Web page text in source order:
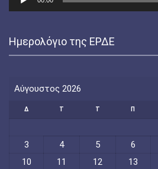
Ημερολόγιο της ΕΡΔΕ
Αύγουστος 2026
Δ Τ Τ Π
3
4 5 6
10
11 12 13